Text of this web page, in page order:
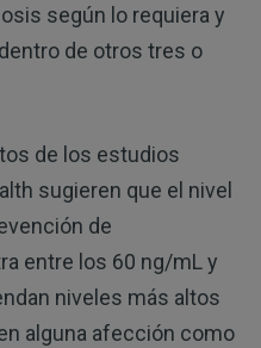
según lo requiera y
de otros tres o
de los estudios
sugieren que el nivel
de
entre los 60 ng/mL y
niveles más altos
alguna afección como